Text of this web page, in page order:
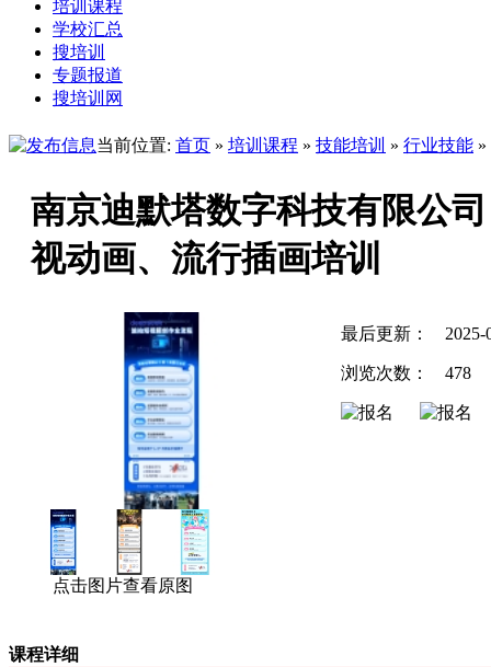
培训课程
学校汇总
搜培训
专题报道
搜培训网
当前位置: 首页 » 培训课程 » 技能培训 » 行业技能 »
南京迪默塔数字科技有限公
视动画、流行插画培训
点击图片查看原图
最后更新： 2025-
浏览次数： 478
课程详细